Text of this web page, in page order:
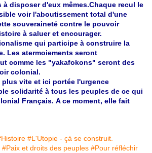
disposer d'eux mêmes.Chaque recul le
voir l'aboutissement total d'une
souveraineté contre le pouvoir
à saluer et encourager.
qui participe à construire la
Les atermoiements seront
comme les "yakafokons" seront des
colonial.
plus vite et ici portée l'urgence
solidarité à tous les peuples de ce qui
Français. A ce moment, elle fait
#L'Utopie - çà se construit.
#Paix et droits des peuples #Pour réfléchir